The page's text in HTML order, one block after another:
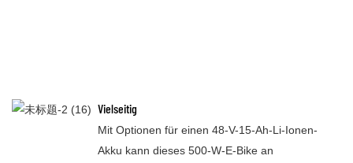
Vielseitig
Mit Optionen für einen 48-V-15-Ah-Li-Ionen-
Akku kann dieses 500-W-E-Bike an